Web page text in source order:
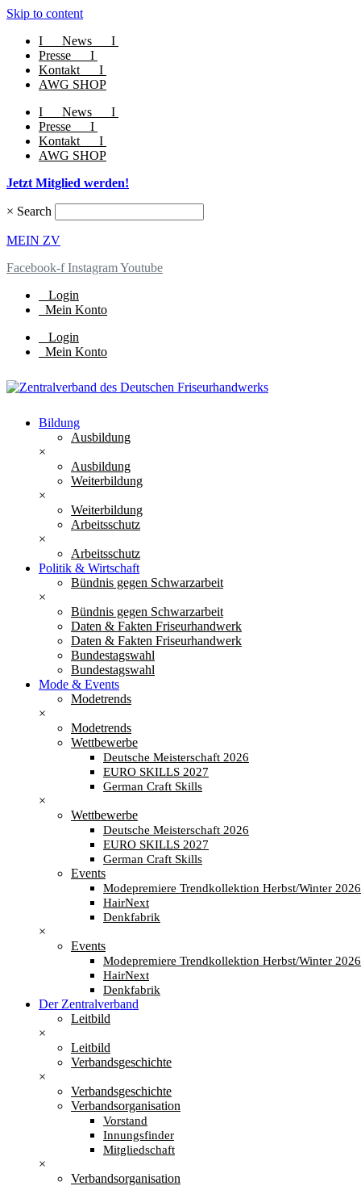
Skip to content
I News I
Presse I
Kontakt I
AWG SHOP
I News I
Presse I
Kontakt I
AWG SHOP
Jetzt Mitglied werden!
× Search
MEIN ZV
Facebook-f InstagramYoutube
Login
Mein Konto
Login
Mein Konto
Bildung
Ausbildung
×
Ausbildung
Weiterbildung
×
Weiterbildung
Arbeitsschutz
×
Arbeitsschutz
Politik & Wirtschaft
Bündnis gegen Schwarzarbeit
×
Bündnis gegen Schwarzarbeit
Daten & Fakten Friseurhandwerk
Daten & Fakten Friseurhandwerk
Bundestagswahl
Bundestagswahl
Mode & Events
Modetrends
×
Modetrends
Wettbewerbe
Deutsche Meisterschaft 2026
EURO SKILLS 2027
German Craft Skills
×
Wettbewerbe
Deutsche Meisterschaft 2026
EURO SKILLS 2027
German Craft Skills
Events
Modepremiere Trendkollektion Herbst/Winter
HairNext
Denkfabrik
×
Events
Modepremiere Trendkollektion Herbst/Winter
HairNext
Denkfabrik
Der Zentralverband
Leitbild
×
Leitbild
Verbandsgeschichte
×
Verbandsgeschichte
Verbandsorganisation
Vorstand
Innungsfinder
Mitgliedschaft
×
Verbandsorganisation